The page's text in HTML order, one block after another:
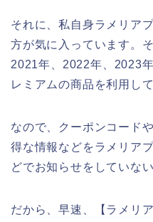
それに、私自身ラメリア
方が気に入っています。
2021年、2022年、2023
レミアムの商品を利用し
なので、クーポンコード
得な情報などをラメリア
どでお知らせをしていな
だから、早速、【ラメリ